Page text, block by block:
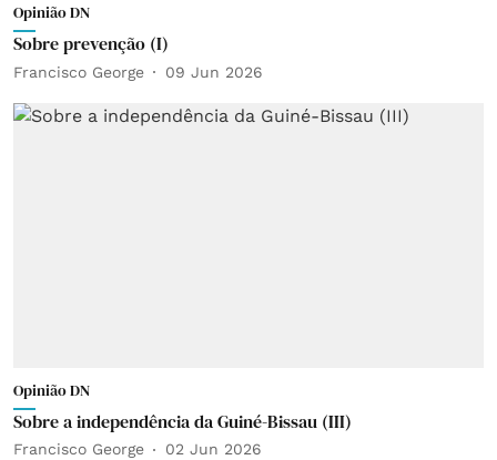
Opinião DN
Sobre prevenção (I)
Francisco George 09 Jun 2026
Opinião DN
Sobre a independência da Guiné-Bissau (III)
Francisco George 02 Jun 2026